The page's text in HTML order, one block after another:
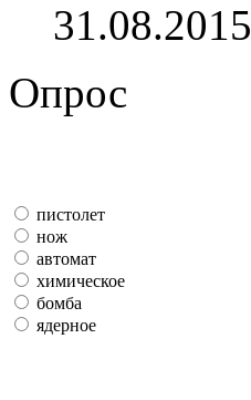
31.08.2015
Опрос
пистолет
нож
автомат
химическое
бомба
ядерное